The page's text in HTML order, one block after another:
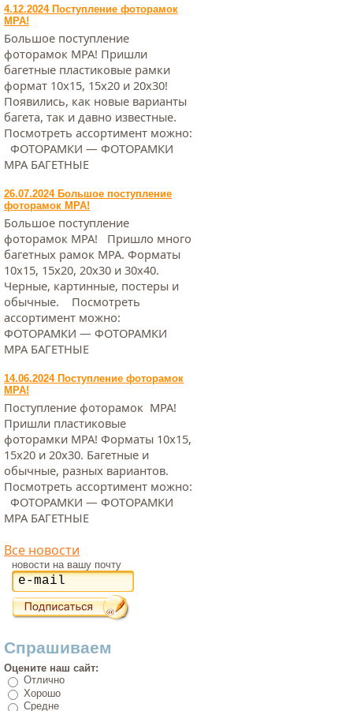
4.12.2024 Поступление фоторамок
МРА!
Большое поступление
фоторамок МРА! Пришли
багетные пластиковые рамки
формат 10х15, 15х20 и 20х30!
Появились, как новые варианты
багета, так и давно известные.
Посмотреть ассортимент можно:
ФОТОРАМКИ — ФОТОРАМКИ
МРА БАГЕТНЫЕ
26.07.2024 Большое поступление
фоторамок МРА!
Большое поступление
фоторамок МРА! Пришло много
багетных рамок МРА. Форматы
10х15, 15х20, 20х30 и 30х40.
Черные, картинные, постеры и
обычные. Посмотреть
ассортимент можно:
ФОТОРАМКИ — ФОТОРАМКИ
МРА БАГЕТНЫЕ
14.06.2024 Поступление фоторамок
МРА!
Поступление фоторамок МРА!
Пришли пластиковые
фоторамки МРА! Форматы 10х15,
15х20 и 20х30. Багетные и
обычные, разных вариантов.
Посмотреть ассортимент можно:
ФОТОРАМКИ — ФОТОРАМКИ
МРА БАГЕТНЫЕ
Все новости
новости на вашу почту
Спрашиваем
Оцените наш сайт:
Отлично
Хорошо
Средне